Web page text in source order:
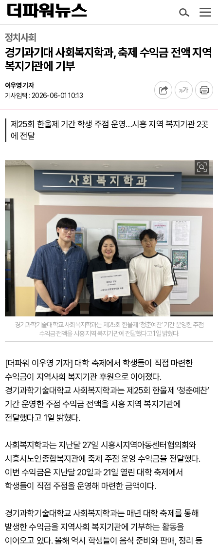
정치사회
경기과기대 사회복지학과, 축제 수익금 전액 지역
복지기관에 기부
이우영 기자
기사입력 : 2026-06-01 10:13
제25회 한울제 기간 학생 주점 운영…시흥 지역 복지기관 2곳
에 전달
경기과학기술대학교 사회복지학과는 제25회 한울제 ‘청춘예찬’ 기간 운영한 주점
수익금 전액을 시흥 지역 복지기관에 전달했다고 1일 밝혔다.
[더파워 이우영 기자] 대학 축제에서 학생들이 직접 마련한
수익금이 지역사회 복지기관 후원으로 이어졌다.
경기과학기술대학교 사회복지학과는 제25회 한울제 ‘청춘예찬’
기간 운영한 주점 수익금 전액을 시흥 지역 복지기관에
전달했다고 1일 밝혔다.
사회복지학과는 지난달 27일 시흥시지역아동센터협의회와
시흥시노인종합복지관에 축제 주점 운영 수익금을 전달했다.
이번 수익금은 지난달 20일과 21일 열린 대학 축제에서
학생들이 직접 주점을 운영해 마련한 금액이다.
경기과학기술대학교 사회복지학과는 매년 대학 축제를 통해
발생한 수익금을 지역사회 복지기관에 기부하는 활동을
이어오고 있다. 올해 역시 학생들이 음식 준비와 판매, 정리 등